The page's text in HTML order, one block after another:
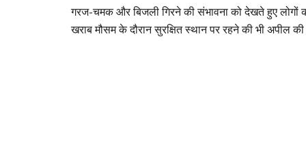
गरज-चमक और बिजली गिरने की संभावना को देखते हुए
खराब मौसम के दौरान सुरक्षित स्थान पर रहने की भी अपील